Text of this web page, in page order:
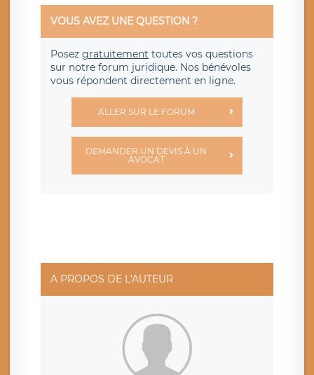
VOUS AVEZ UNE QUESTION ?
Posez gratuitement toutes vos questions
sur notre forum juridique. Nos bénévoles
vous répondent directement en ligne.
ALLER SUR LE FORUM
DEMANDER UN DEVIS À UN
AVOCAT
A PROPOS DE L'AUTEUR